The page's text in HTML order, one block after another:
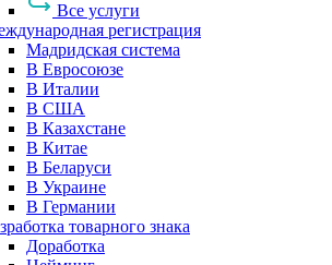
Все услуги
регистрация
Мадридская система
В Евросоюзе
В Италии
В США
В Казахстане
В Китае
В Беларуси
В Украине
В Германии
товарного знака
Доработка